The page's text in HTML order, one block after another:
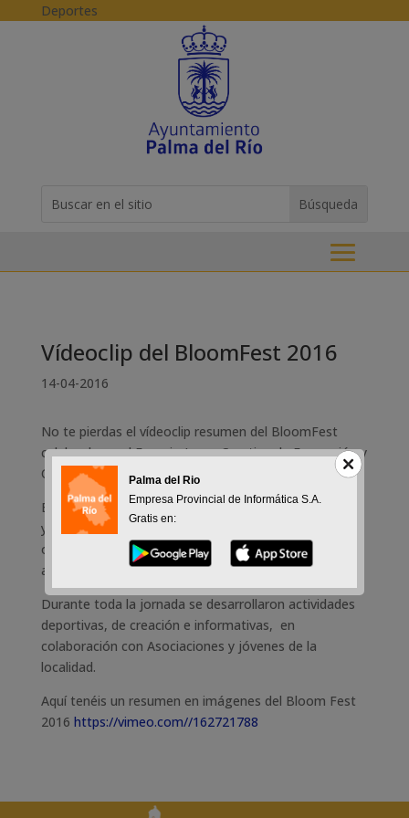
Skip to content
Deportes
for...
Vídeoclip del BloomFest 2016
14-04-2016
No te pierdas el vídeoclip resumen del BloomFest
celebrado en el Espacio Joven Creativo de Formación y
Ocio el pasado 9 de abril
El pasado 9 de Abril en el Espacio Joven de Formación
y Ocio, se desarrolló el
organizada por el Área de Juventud y a la que
asistieron jóvenes de la localidad y la comarca.
Durante toda la jornada se desarrollaron actividades
deportivas, de creación e informativas, en
colaboración con Asociaciones y jóvenes de la
localidad.
Aquí tenéis un resumen en imágenes del Bloom Fest
2016 https://vimeo.com//162721788
Palma del Rio
Empresa Provincial de Informática S.A.
Gratis en: